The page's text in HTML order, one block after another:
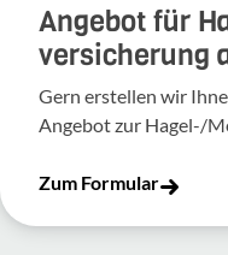
Angebot für
versicherung
Gern erstellen wir
Angebot zur Hagel-/
Zum Formular